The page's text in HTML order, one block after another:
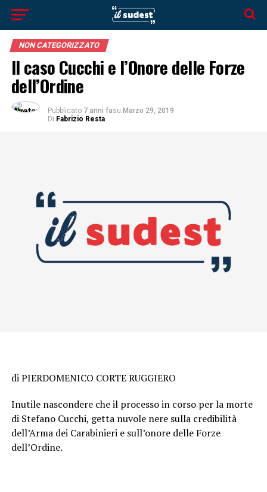
NON CATEGORIZZATO
Il caso Cucchi e l’Onore delle Forze
dell’Ordine
Pubblicato 7 anni fasu Marzo 29, 2019
Di Fabrizio Resta
di PIERDOMENICO CORTE RUGGIERO
Inutile nascondere che il processo in corso per la morte
di Stefano Cucchi, getta nuvole nere sulla credibilità
dell’Arma dei Carabinieri e sull’onore delle Forze
dell’Ordine.